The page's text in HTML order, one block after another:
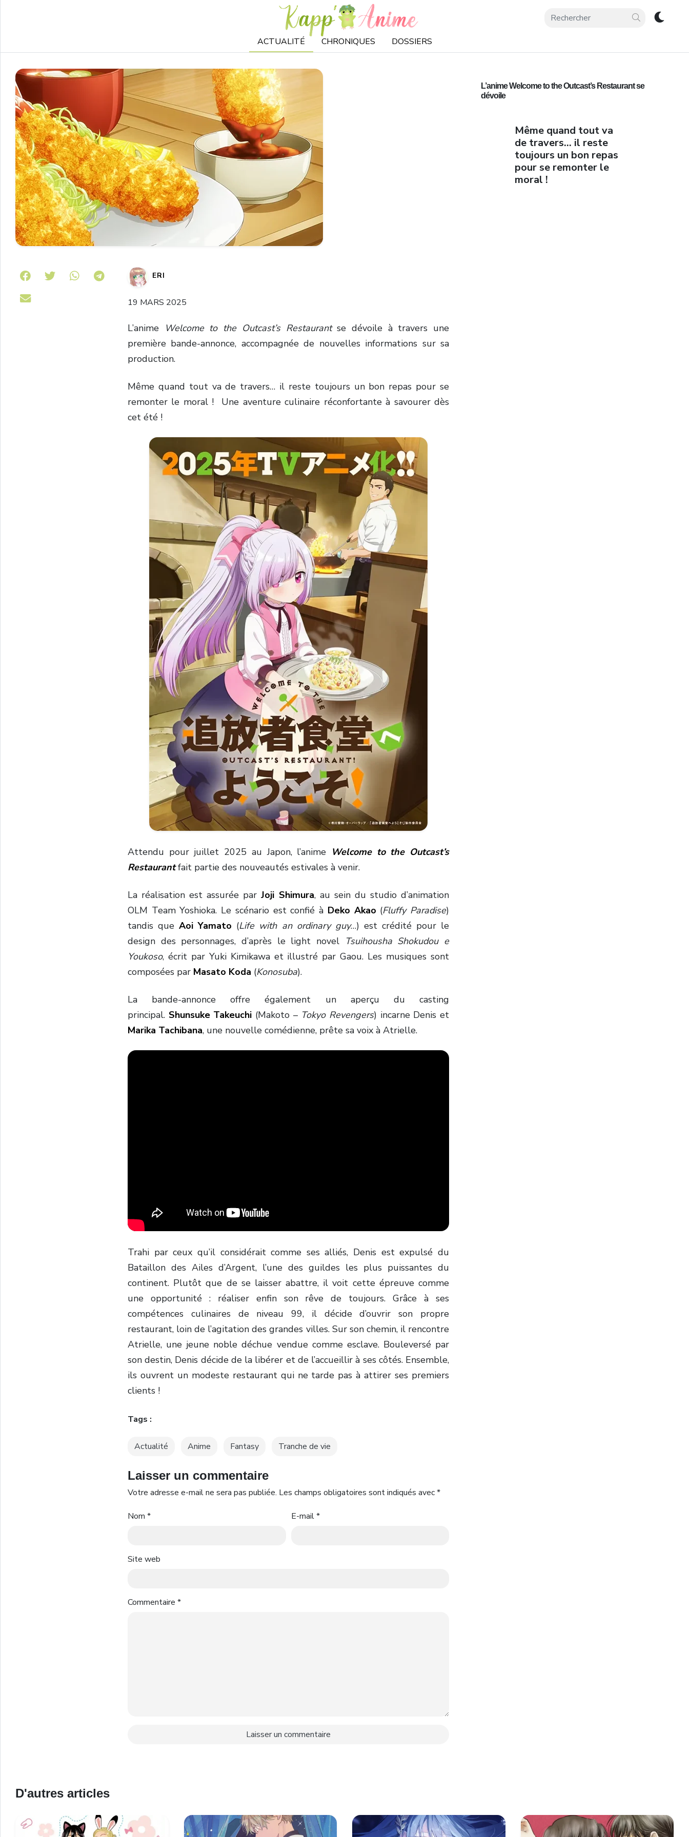
ACTUALITÉ CHRONIQUES DOSSIERS
ERI
19 MARS 2025
L’anime Welcome to the Outcast’s Restaurantse dévoile à travers une
première bande-annonce, accompagnée de nouvelles informations sur sa
production.
Même quand tout va de travers… il reste toujours un bon repas pour se
remonter le moral ! Une aventure culinaire réconfortante à savourer dès
cet été !
Attendu pour juillet 2025 au Japon, l’anime Welcome to the Outcast’s
Restaurantfait partie des nouveautés estivales à venir.
La réalisation est assurée parJoji Shimura, au sein du studio d’animation
OLM Team Yoshioka. Le scénario est confié à Deko Akao (Fluffy Paradise)
tandis queAoi Yamato (Life with an ordinary guy…) est crédité pour le
design des personnages, d’après le light novel Tsuihousha Shokudou e
Youkoso, écrit par Yuki Kimikawa et illustré par Gaou. Les musiques sont
composées par Masato Koda (Konosuba).
La bande-annonce offre également un aperçu du casting
principal. Shunsuke Takeuchi (Makoto – Tokyo Revengers) incarne Denis et
Marika Tachibana, une nouvelle comédienne, prête sa voix à Atrielle.
Trahi par ceux qu’il considérait comme ses alliés, Denis est expulsé du
Bataillon des Ailes d’Argent, l’une des guildes les plus puissantes du
continent. Plutôt que de se laisser abattre, il voit cette épreuve comme
une opportunité : réaliser enfin son rêve de toujours. Grâce à ses
compétences culinaires de niveau 99, il décide d’ouvrir son propre
restaurant, loin de l’agitation des grandes villes. Sur son chemin, il rencontre
Atrielle, une jeune noble déchue vendue comme esclave. Bouleversé par
son destin, Denis décide de la libérer et de l’accueillir à ses côtés. Ensemble,
ils ouvrent un modeste restaurant qui ne tarde pas à attirer ses premiers
clients !
Tags :
Actualité Anime Fantasy Tranche de vie
Laisser un commentaire
Votre adresse e-mail ne sera pas publiée. Les champs obligatoires sont indiqués avec*
Nom * E-mail*
Site web
Commentaire *
Share on Telegram
L’anime Welcome to the Outcast’s Restaurant se
dévoile
Même quand tout va
de travers… il reste
toujours un bon repas
pour se remonter le
moral !
D'autres articles